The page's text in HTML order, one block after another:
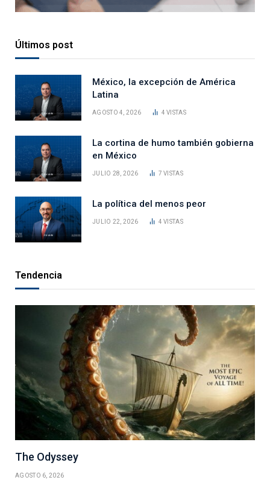
Últimos post
México, la excepción de América
Latina
AGOSTO 4, 2026 4VISTAS
La cortina de humo también gobierna
en México
JULIO 28, 2026 7VISTAS
La política del menos peor
JULIO 22, 2026 4VISTAS
Tendencia
The Odyssey
AGOSTO 6, 2026